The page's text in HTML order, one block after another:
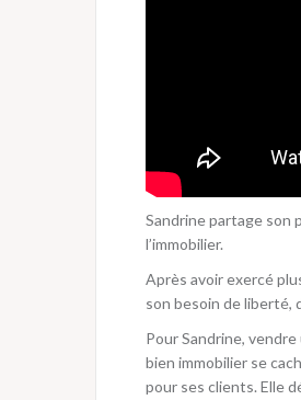
Sandrine partage son
l’immobilier.
Après avoir exercé
son besoin de liberté,
Pour Sandrine,
bien immobilier se
pour ses clients. Elle